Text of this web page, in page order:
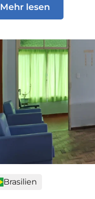
Mehr lesen
Brasilien